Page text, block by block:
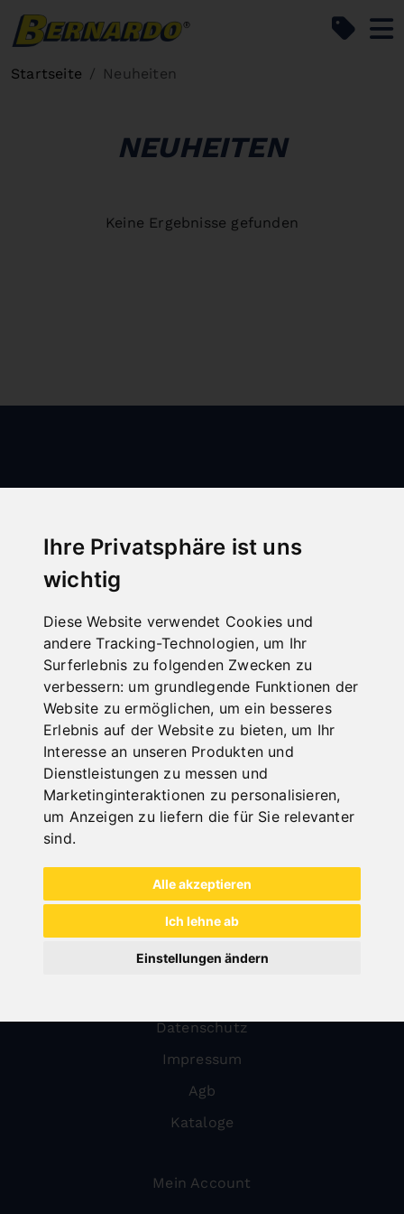
Ihre Privatsphäre ist uns
wichtig
Diese Website verwendet Cookies und
andere Tracking-Technologien, um Ihr
Surferlebnis zu folgenden Zwecken zu
verbessern: um grundlegende Funktionen der
Website zu ermöglichen, um ein besseres
Erlebnis auf der Website zu bieten, um Ihr
Interesse an unseren Produkten und
Dienstleistungen zu messen und
Marketinginteraktionen zu personalisieren,
um Anzeigen zu liefern die für Sie relevanter
sind.
Alle akzeptieren
Ich lehne ab
Einstellungen ändern
Startseite Neuheiten
NEUHEITEN
Keine Ergebnisse gefunden
Holz
Metall
Transport
Blechbearbeitung
Abverkauf
Schutzeinrichtungen für Fräsmaschinen
Kompressoren
Reinigungstechnik
Steintrenntechnik
Schutzeinrichtungen
Datenschutz
Impressum
Agb
Kataloge
Mein Account